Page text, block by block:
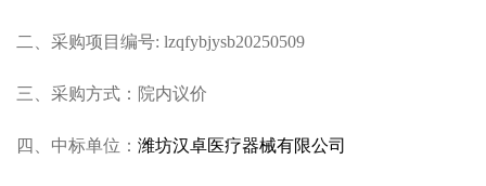
二、采购项目编号: lzqfybjysb20250509
三、采购方式：院内议价
四、中标单位： 潍坊汉卓医疗器械有限公司